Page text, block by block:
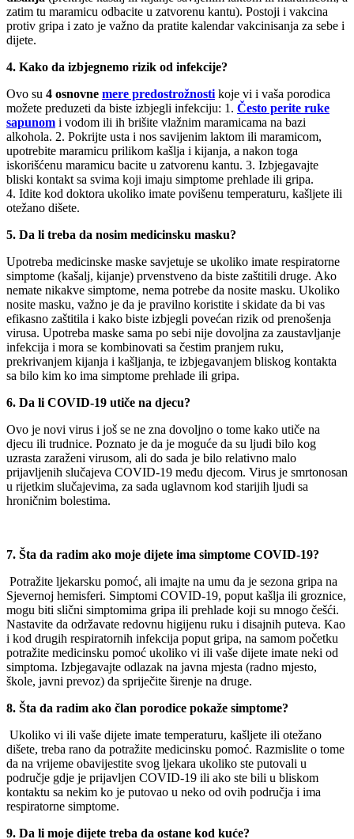
zatim tu maramicu odbacite u zatvorenu kantu). Postoji i vakcina
protiv gripa i zato je važno da pratite kalendar vakcinisanja za sebe i
dijete.
4. Kako da izbjegnemo rizik od infekcije?
Ovo su 4 osnovne mere predostrožnosti koje vi i vaša porodica
možete preduzeti da biste izbjegli infekciju: 1. Često perite ruke
sapunom i vodom ili ih brišite vlažnim maramicama na bazi
alkohola. 2. Pokrijte usta i nos savijenim laktom ili maramicom,
upotrebite maramicu prilikom kašlja i kijanja, a nakon toga
iskorišćenu maramicu bacite u zatvorenu kantu. 3. Izbjegavajte
bliski kontakt sa svima koji imaju simptome prehlade ili gripa.
4. Idite kod doktora ukoliko imate povišenu temperaturu, kašljete ili
otežano dišete.
5. Da li treba da nosim medicinsku masku?
Upotreba medicinske maske savjetuje se ukoliko imate respiratorne
simptome (kašalj, kijanje) prvenstveno da biste zaštitili druge. Ako
nemate nikakve simptome, nema potrebe da nosite masku. Ukoliko
nosite masku, važno je da je pravilno koristite i skidate da bi vas
efikasno zaštitila i kako biste izbjegli povećan rizik od prenošenja
virusa. Upotreba maske sama po sebi nije dovoljna za zaustavljanje
infekcija i mora se kombinovati sa čestim pranjem ruku,
prekrivanjem kijanja i kašljanja, te izbjegavanjem bliskog kontakta
sa bilo kim ko ima simptome prehlade ili gripa.
6. Da li COVID-19 utiče na djecu?
Ovo je novi virus i još se ne zna dovoljno o ​​tome kako utiče na
djecu ili trudnice. Poznato je da je moguće da su ljudi bilo kog
uzrasta zaraženi virusom, ali do sada je bilo relativno malo
prijavljenih slučajeva COVID-19 među djecom. Virus je smrtonosan
u rijetkim slučajevima, za sada uglavnom kod starijih ljudi sa
hroničnim bolestima.
7. Šta da radim ako moje dijete ima simptome COVID-19?
Potražite ljekarsku pomoć, ali imajte na umu da je sezona gripa na
Sjevernoj hemisferi. Simptomi COVID-19, poput kašlja ili groznice,
mogu biti slični simptomima gripa ili prehlade koji su mnogo češći.
Nastavite da održavate redovnu higijenu ruku i disajnih puteva. Kao
i kod drugih respiratornih infekcija poput gripa, na samom početku
potražite medicinsku pomoć ukoliko vi ili vaše dijete imate neki od
simptoma. Izbjegavajte odlazak na javna mjesta (radno mjesto,
škole, javni prevoz) da spriječite širenje na druge.
8. Šta da radim ako član porodice pokaže simptome?
Ukoliko vi ili vaše dijete imate temperaturu, kašljete ili otežano
dišete, treba rano da potražite medicinsku pomoć. Razmislite o tome
da na vrijeme obavijestite svog ljekara ukoliko ste putovali u
područje gdje je prijavljen COVID-19 ili ako ste bili u bliskom
kontaktu sa nekim ko je putovao u neko od ovih područja i ima
respiratorne simptome.
9. Da li moje dijete treba da ostane kod kuće?